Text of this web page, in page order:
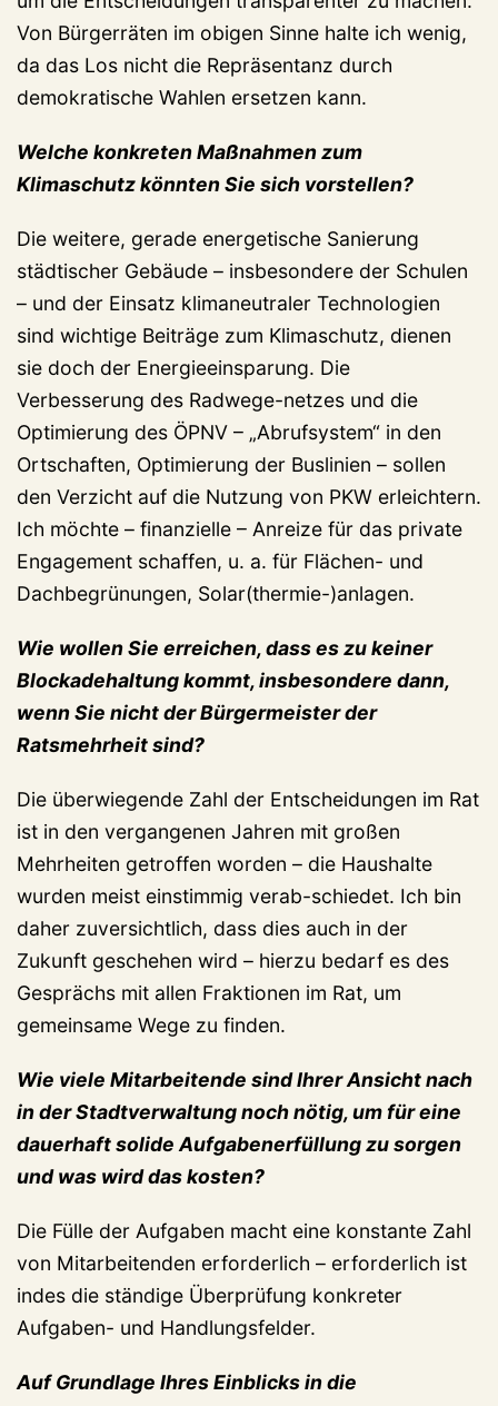
Von Bürgerräten im obigen Sinne halte ich wenig,
da das Los nicht die Repräsentanz durch
demokratische Wahlen ersetzen kann.
Welche konkreten Maßnahmen zum
Klimaschutz könnten Sie sich vorstellen?
Die weitere, gerade energetische Sanierung
städtischer Gebäude – insbesondere der Schulen
– und der Einsatz klimaneutraler Technologien
sind wichtige Beiträge zum Klimaschutz, dienen
sie doch der Energieeinsparung. Die
Verbesserung des Radwege-netzes und die
Optimierung des ÖPNV – „Abrufsystem“ in den
Ortschaften, Optimierung der Buslinien – sollen
den Verzicht auf die Nutzung von PKW erleichtern.
Ich möchte – finanzielle – Anreize für das private
Engagement schaffen, u. a. für Flächen- und
Dachbegrünungen, Solar(thermie-)anlagen.
Wie wollen Sie erreichen, dass es zu keiner
Blockadehaltung kommt, insbesondere dann,
wenn Sie nicht der Bürgermeister der
Ratsmehrheit sind?
Die überwiegende Zahl der Entscheidungen im Rat
ist in den vergangenen Jahren mit großen
Mehrheiten getroffen worden – die Haushalte
wurden meist einstimmig verab-schiedet. Ich bin
daher zuversichtlich, dass dies auch in der
Zukunft geschehen wird – hierzu bedarf es des
Gesprächs mit allen Fraktionen im Rat, um
gemeinsame Wege zu finden.
Wie viele Mitarbeitende sind Ihrer Ansicht nach
in der Stadtverwaltung noch nötig, um für eine
dauerhaft solide Aufgabenerfüllung zu sorgen
und was wird das kosten?
Die Fülle der Aufgaben macht eine konstante Zahl
von Mitarbeitenden erforderlich – erforderlich ist
indes die ständige Überprüfung konkreter
Aufgaben- und Handlungsfelder.
Auf Grundlage Ihres Einblicks in die